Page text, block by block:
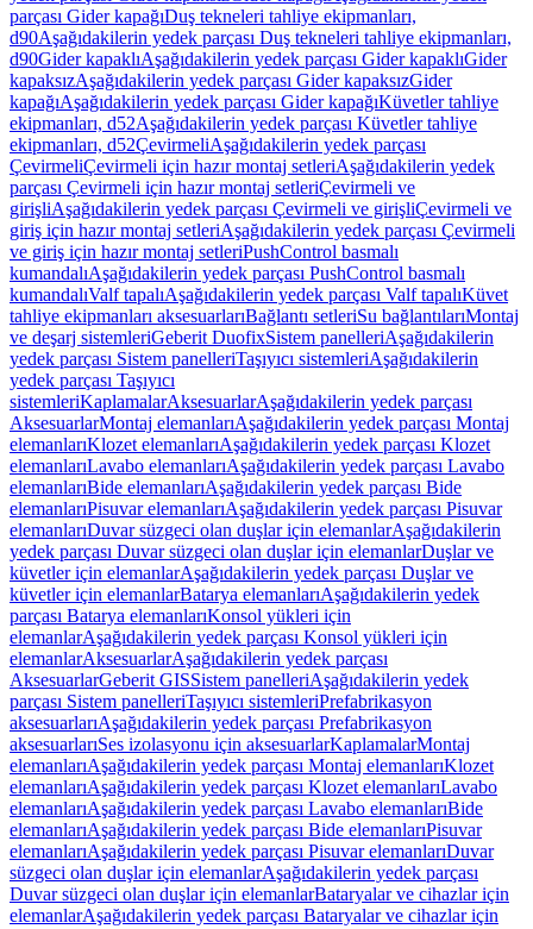
parçası Gider kapağıDuş tekneleri tahliye ekipmanları,
d90Aşağıdakilerin yedek parçası Duş tekneleri tahliye ekipmanları,
d90Gider kapaklıAşağıdakilerin yedek parçası Gider kapaklıGider
kapaksızAşağıdakilerin yedek parçası Gider kapaksızGider
kapağıAşağıdakilerin yedek parçası Gider kapağıKüvetler tahliye
ekipmanları, d52Aşağıdakilerin yedek parçası Küvetler tahliye
ekipmanları, d52ÇevirmeliAşağıdakilerin yedek parçası
ÇevirmeliÇevirmeli için hazır montaj setleriAşağıdakilerin yedek
parçası Çevirmeli için hazır montaj setleriÇevirmeli ve
girişliAşağıdakilerin yedek parçası Çevirmeli ve girişliÇevirmeli ve
giriş için hazır montaj setleriAşağıdakilerin yedek parçası Çevirmeli
ve giriş için hazır montaj setleriPushControl basmalı
kumandalıAşağıdakilerin yedek parçası PushControl basmalı
kumandalıValf tapalıAşağıdakilerin yedek parçası Valf tapalıKüvet
tahliye ekipmanları aksesuarlarıBağlantı setleriSu bağlantılarıMontaj
ve deşarj sistemleriGeberit DuofixSistem panelleriAşağıdakilerin
yedek parçası Sistem panelleriTaşıyıcı sistemleriAşağıdakilerin
yedek parçası Taşıyıcı
sistemleriKaplamalarAksesuarlarAşağıdakilerin yedek parçası
AksesuarlarMontaj elemanlarıAşağıdakilerin yedek parçası Montaj
elemanlarıKlozet elemanlarıAşağıdakilerin yedek parçası Klozet
elemanlarıLavabo elemanlarıAşağıdakilerin yedek parçası Lavabo
elemanlarıBide elemanlarıAşağıdakilerin yedek parçası Bide
elemanlarıPisuvar elemanlarıAşağıdakilerin yedek parçası Pisuvar
elemanlarıDuvar süzgeci olan duşlar için elemanlarAşağıdakilerin
yedek parçası Duvar süzgeci olan duşlar için elemanlarDuşlar ve
küvetler için elemanlarAşağıdakilerin yedek parçası Duşlar ve
küvetler için elemanlarBatarya elemanlarıAşağıdakilerin yedek
parçası Batarya elemanlarıKonsol yükleri için
elemanlarAşağıdakilerin yedek parçası Konsol yükleri için
elemanlarAksesuarlarAşağıdakilerin yedek parçası
AksesuarlarGeberit GISSistem panelleriAşağıdakilerin yedek
parçası Sistem panelleriTaşıyıcı sistemleriPrefabrikasyon
aksesuarlarıAşağıdakilerin yedek parçası Prefabrikasyon
aksesuarlarıSes izolasyonu için aksesuarlarKaplamalarMontaj
elemanlarıAşağıdakilerin yedek parçası Montaj elemanlarıKlozet
elemanlarıAşağıdakilerin yedek parçası Klozet elemanlarıLavabo
elemanlarıAşağıdakilerin yedek parçası Lavabo elemanlarıBide
elemanlarıAşağıdakilerin yedek parçası Bide elemanlarıPisuvar
elemanlarıAşağıdakilerin yedek parçası Pisuvar elemanlarıDuvar
süzgeci olan duşlar için elemanlarAşağıdakilerin yedek parçası
Duvar süzgeci olan duşlar için elemanlarBataryalar ve cihazlar için
elemanlarAşağıdakilerin yedek parçası Bataryalar ve cihazlar için